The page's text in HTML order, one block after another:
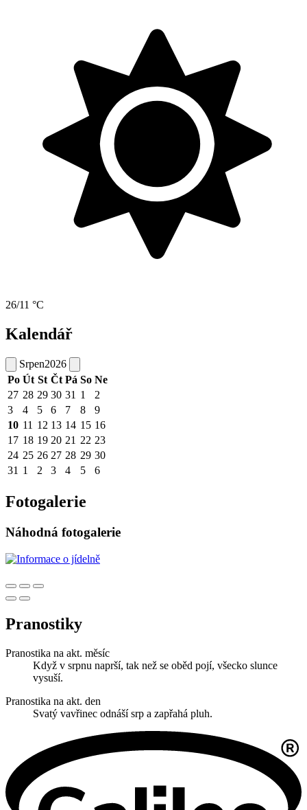
26/11 °C
Kalendář
Srpen2026
Po Út St Čt Pá So Ne
27 28 29 30 31 1
2
3
4 5 6 7 8
9
10 11 12 13 14 15 16
17 18 19 20 21 22 23
24 25 26 27 28 29 30
31 1 2 3 4 5 6
Fotogalerie
Náhodná fotogalerie
Pranostiky
Pranostika na akt. měsíc
Když v srpnu naprší, tak než se oběd pojí, všecko slunce
vysuší.
Pranostika na akt. den
Svatý vavřinec odnáší srp a zapřahá pluh.